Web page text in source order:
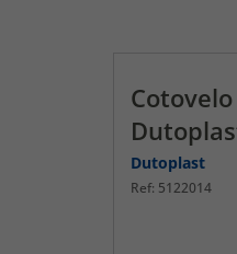
Dutoplast
5122014